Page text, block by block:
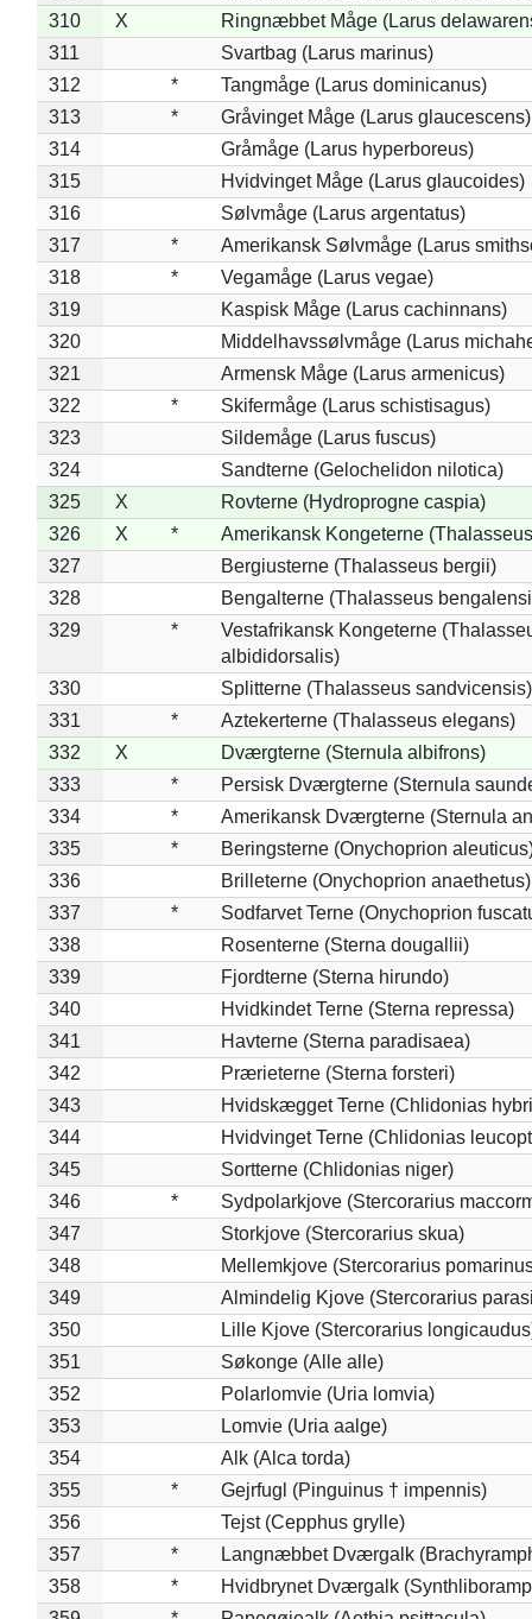
310
X
Ringnæbbet Måge (Larus
311
Svartbag (Larus marinus)
312
*
Tangmåge (Larus dominicanus)
313
*
Gråvinget Måge (Larus glaucescens)
314
Gråmåge (Larus hyperboreus)
315
Hvidvinget Måge (Larus glaucoides)
316
Sølvmåge (Larus argentatus)
317
*
Amerikansk Sølvmåge (Larus
318
*
Vegamåge (Larus vegae)
319
Kaspisk Måge (Larus cachinnans)
320
Middelhavssølvmåge (Larus
321
Armensk Måge (Larus armenicus)
322
*
Skifermåge (Larus schistisagus)
323
Sildemåge (Larus fuscus)
324
Sandterne (Gelochelidon nilotica)
325
X
Rovterne (Hydroprogne caspia)
326
X *
Amerikansk Kongeterne
327
Bergiusterne (Thalasseus bergii)
328
Bengalterne (Thalasseus
329
*
Vestafrikansk Kongeterne
albididorsalis)
330
Splitterne (Thalasseus sandvicensis)
331
*
Aztekerterne (Thalasseus elegans)
332
X
Dværgterne (Sternula albifrons)
333
*
Persisk Dværgterne (Sternula
334
*
Amerikansk Dværgterne (Sternula
335
*
Beringsterne (Onychoprion
336
Brilleterne (Onychoprion anaethetus)
337
*
Sodfarvet Terne (Onychoprion
338
Rosenterne (Sterna dougallii)
339
Fjordterne (Sterna hirundo)
340
Hvidkindet Terne (Sterna repressa)
341
Havterne (Sterna paradisaea)
342
Prærieterne (Sterna forsteri)
343
Hvidskægget Terne (Chlidonias
344
Hvidvinget Terne (Chlidonias
345
Sortterne (Chlidonias niger)
346
*
Sydpolarkjove (Stercorarius
347
Storkjove (Stercorarius skua)
348
Mellemkjove (Stercorarius
349
Almindelig Kjove (Stercorarius
350
Lille Kjove (Stercorarius
351
Søkonge (Alle alle)
352
Polarlomvie (Uria lomvia)
353
Lomvie (Uria aalge)
354
Alk (Alca torda)
355
*
Gejrfugl (Pinguinus † impennis)
356
Tejst (Cepphus grylle)
357
*
Langnæbbet Dværgalk
358
*
Hvidbrynet Dværgalk